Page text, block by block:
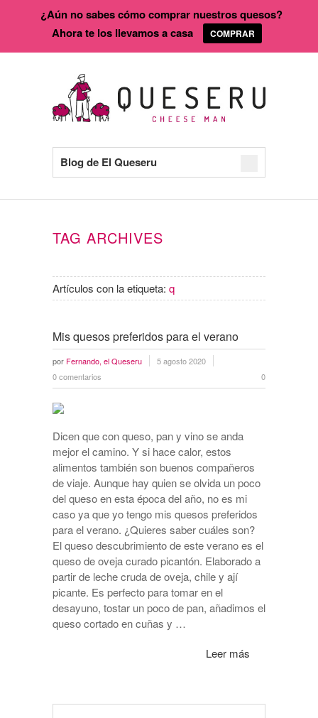
Blog de El Queseru
TAG ARCHIVES
Artículos con la etiqueta: q
Mis quesos preferidos para el verano
por Fernando, el Queseru
5 agosto 2020
0 comentarios
0
Dicen que con queso, pan y vino se anda
mejor el camino. Y si hace calor, estos
alimentos también son buenos compañeros
de viaje. Aunque hay quien se olvida un poco
del queso en esta época del año, no es mi
caso ya que yo tengo mis quesos preferidos
para el verano. ¿Quieres saber cuáles son?
El queso descubrimiento de este verano es el
queso de oveja curado picantón. Elaborado a
partir de leche cruda de oveja, chile y ají
picante. Es perfecto para tomar en el
desayuno, tostar un poco de pan, añadimos el
queso cortado en cuñas y …
Leer más
¿Aún no sabes cómo comprar nuestros quesos?
Ahora te los llevamos a casa
COMPRAR